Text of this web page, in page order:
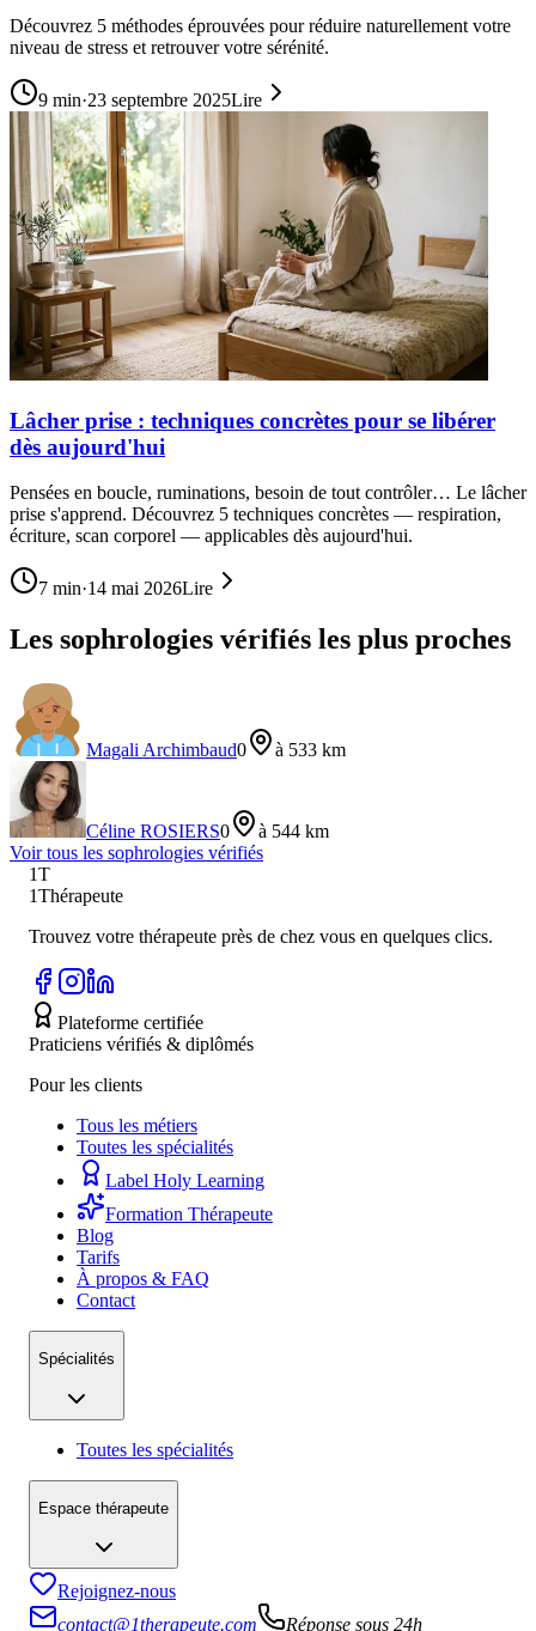
Découvrez 5 méthodes éprouvées pour réduire naturellement votre
niveau de stress et retrouver votre sérénité.
9 min·23 septembre 2025Lire
Lâcher prise : techniques concrètes pour se libérer
dès aujourd'hui
Pensées en boucle, ruminations, besoin de tout contrôler… Le lâcher
prise s'apprend. Découvrez 5 techniques concrètes — respiration,
écriture, scan corporel — applicables dès aujourd'hui.
7 min·14 mai 2026Lire
Les sophrologies vérifiés les plus proches
Magali Archimbaud0 à 533 km
Céline ROSIERS0
à 544 km
Voir tous les sophrologies vérifiés
1T
1Thérapeute
Trouvez votre thérapeute près de chez vous en quelques clics.
Plateforme certifiée
Praticiens vérifiés & diplômés
Pour les clients
Tous les métiers
Toutes les spécialités
Label Holy Learning
Formation Thérapeute
Blog
Tarifs
À propos & FAQ
Contact
Spécialités
Toutes les spécialités
Espace thérapeute
Rejoignez-nous
contact@1therapeute.com
Réponse sous 24h